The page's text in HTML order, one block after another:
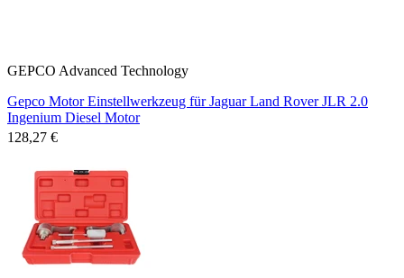
GEPCO Advanced Technology
Gepco Motor Einstellwerkzeug für Jaguar Land Rover JLR 2.0
Ingenium Diesel Motor
128,27 €